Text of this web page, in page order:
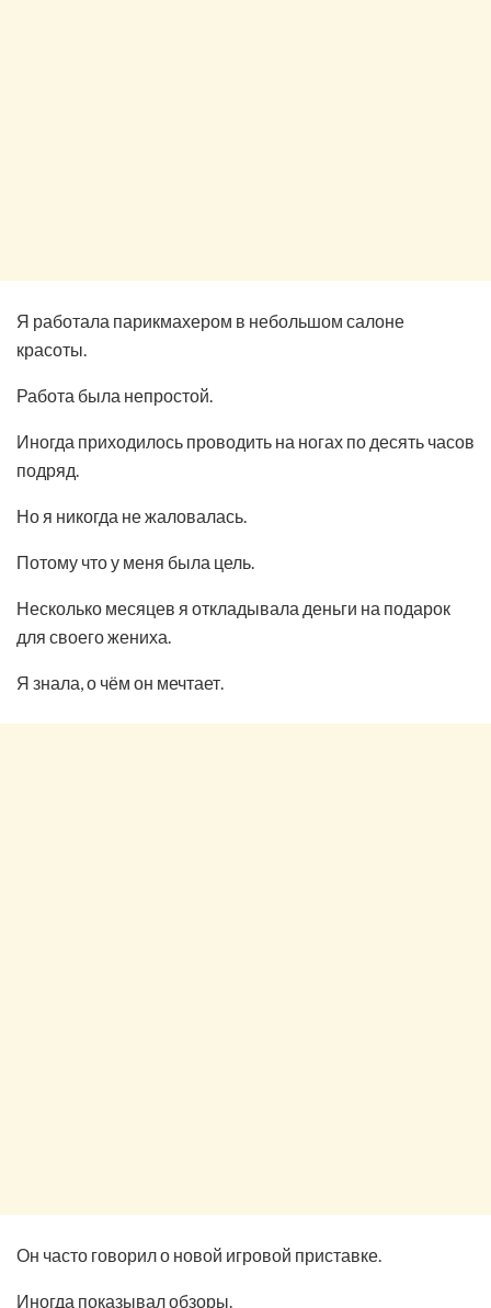
Я работала парикмахером в небольшом салоне
красоты.
Работа была непростой.
Иногда приходилось проводить на ногах по десять часов
подряд.
Но я никогда не жаловалась.
Потому что у меня была цель.
Несколько месяцев я откладывала деньги на подарок
для своего жениха.
Я знала, о чём он мечтает.
Он часто говорил о новой игровой приставке.
Иногда показывал обзоры.